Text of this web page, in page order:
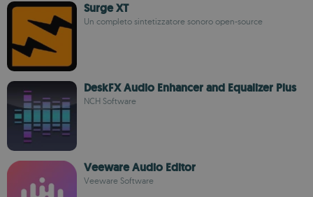
Surge XT
Un completo sintetizzatore sonoro open-source
DeskFX Audio Enhancer and Equalizer Plus
NCH Software
Veeware Audio Editor
Veeware Software